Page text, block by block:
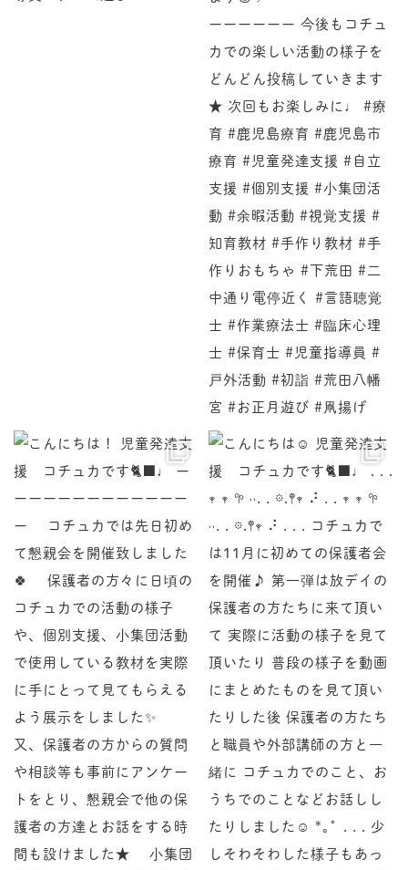
♩ ーーーーーーーーーーーーーー コチュカでは先 ♩ . . . 𖥧 𖥧 𖧧 ˒˒. . 𖡼.𖤣𖥧